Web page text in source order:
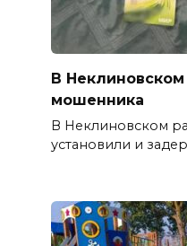
В
мошенника
В Неклиновском
установили и